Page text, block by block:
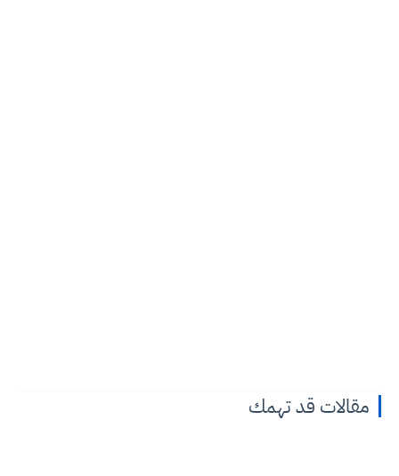
مقالات قد تهمك